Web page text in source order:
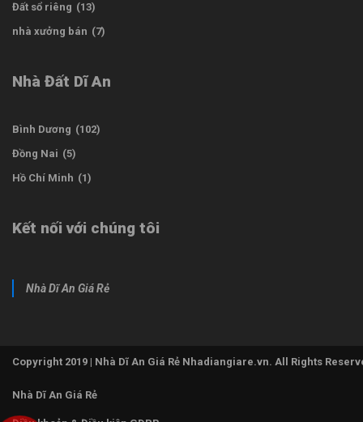
Đất sổ riêng (13)
nhà xưởng bán (7)
Nhà Đất Dĩ An
Bình Dương (102)
Đồng Nai (5)
Hồ Chí Minh (1)
Kết nối với chúng tôi
Nhà Dĩ An Giá Rẻ
Copyright 2019 | Nhà Dĩ An Giá Rẻ Nhadiangiare.vn. All Rights
Nhà Dĩ An Giá Rẻ